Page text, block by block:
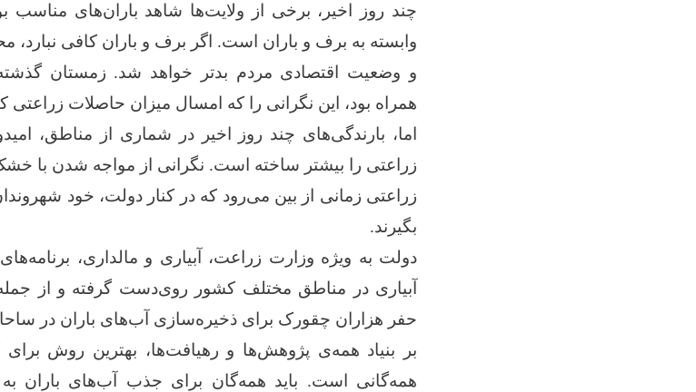
چند روز اخیر، برخی از ولایت‌ها شاهد باران‌های مناسب
وابسته به برف و باران است. اگر برف و باران کافی
و وضعیت اقتصادی مردم بدتر خواهد شد. زمستان
همراه بود، این نگرانی را که امسال میزان حاصلات
اما، بارندگی‌های چند روز اخیر در شماری از مناطق،
زراعتی را بیشتر ساخته است. نگرانی از مواجه شدن با
زراعتی زمانی از بین می‌رود که در کنار دولت، خود
بگیرند.
دولت به ویژه وزارت زراعت، آبیاری و مالداری،
آبیاری در مناطق مختلف کشور روی‌دست گرفته و از
حفر هزاران چقورک برای ذخیره‌سازی آب‌های باران در
بر بنیاد همه‌ی پژوهش‌ها و رهیافت‌ها، بهترین روش
همه‌گانی است. باید همه‌گان برای جذب آب‌های باران